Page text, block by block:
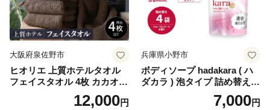
イレットペーパー [BDBH002
-1]
大阪府泉佐野市
ヒオリエ 上質ホテルタオル
フェイスタオル 4枚 カカオ
【タオル 泉州タオル 吸水 普
段使い 無地 シンプル 日用品
12,000円
兵庫県小野市
ボディソープ hadakara ( ハ
ダカラ ) 泡タイプ 詰め替え 4
40ml×4袋 ボディーソープ 泡
ボディソープ 泡 日用品 消耗
7,000円